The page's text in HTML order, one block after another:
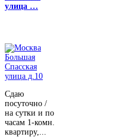
улица …
Сдаю
посуточно /
на сутки и по
часам 1-комн.
квартиру,...